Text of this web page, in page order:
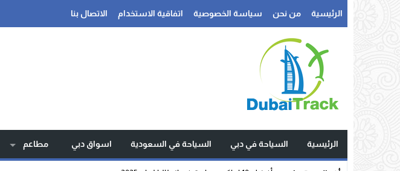
الرئيسية من نحن سياسة الخصوصية اتفاقية الاستخدام الاتصال بنا
الرئيسية السياحة في دبي السياحة في السعودية اسواق دبي مطاعم